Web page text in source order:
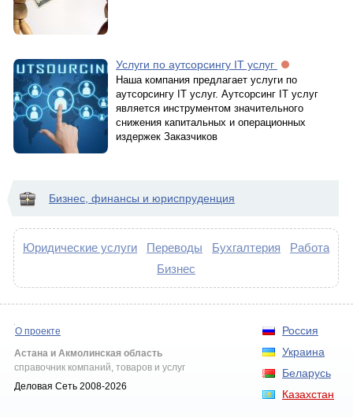
Услуги по аутсорсингу IT услуг
Наша компания предлагает услуги по
аутсорсингу IT услуг. Аутсорсинг IT услуг
является инструментом значительного
снижения капитальных и операционных
издержек Заказчиков
Бизнес, финансы и юриспруденция
Юридические услуги Переводы Бухгалтерия
Работа
Бизнес
Россия
Украина
Беларусь
Казахстан
О проекте
Астана и Акмолинская область
справочник компаний, товаров и услуг
Деловая Сеть 2008-2026